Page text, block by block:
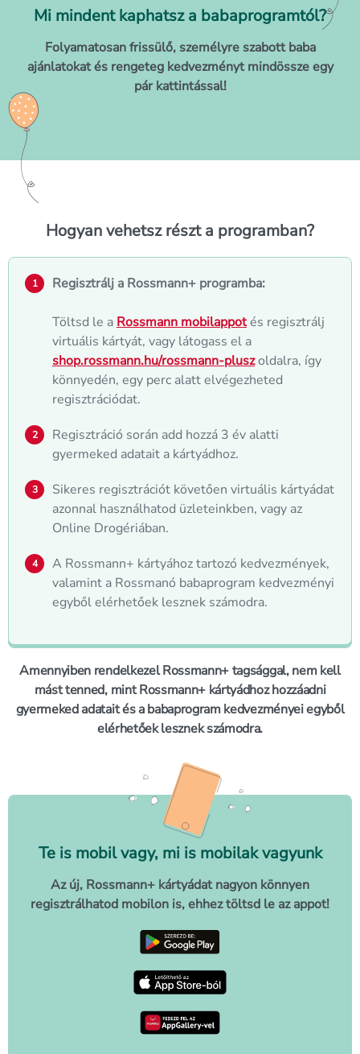
Mi mindent kaphatsz a babaprogramtól?
Folyamatosan frissülő, személyre szabott baba
ajánlatokat és rengeteg kedvezményt mindössze egy
pár kattintással!
Hogyan vehetsz részt a programban?
Regisztrálj a Rossmann+ programba:
Töltsd le a Rossmann mobilappotés regisztrálj
virtuális kártyát, vagy látogass el a
shop.rossmann.hu/rossmann-pluszoldalra, így
könnyedén, egy perc alatt elvégezheted
regisztrációdat.
Regisztráció során add hozzá 3 év alatti
gyermeked adatait a kártyádhoz.
Sikeres regisztrációt követően virtuális kártyádat
azonnal használhatod üzleteinkben, vagy az
Online Drogériában.
A Rossmann+ kártyához tartozó kedvezmények,
valamint a Rossmanó babaprogram kedvezményi
egyből elérhetőek lesznek számodra.
Amennyiben rendelkezel Rossmann+ tagsággal, nem kell
mást tenned, mint Rossmann+ kártyádhoz hozzáadni
gyermeked adatait és a babaprogram kedvezményei egyből
elérhetőek lesznek számodra.
Te is mobil vagy, mi is mobilak vagyunk
Az új, Rossmann+ kártyádat nagyon könnyen
regisztrálhatod mobilon is, ehhez töltsd le az appot!
letöltés az app-store-
letöltés huawei app-